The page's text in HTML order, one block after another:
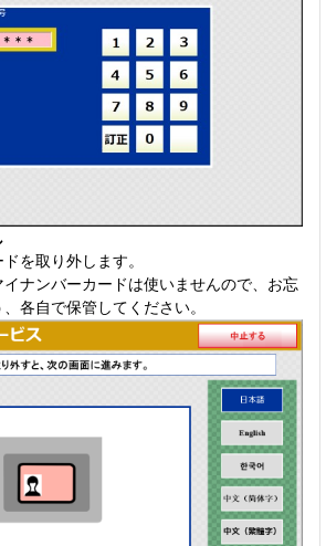
を取り外します。
ナンバーカードは使いませんので、お忘
各自で保管してください。